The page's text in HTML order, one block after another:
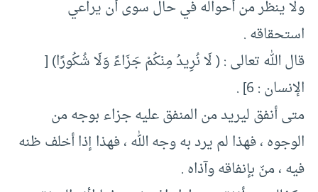
ولا ينظر من أحواله في حال سوى أن يراعي
استحقاقه .
قال الله تعالى : ( لَا نُرِيدُ مِنْكُمْ جَزَاءً وَلَا شُكُورًا) [
الإنسان : 6] .
متى أنفق ليريد من المنفق عليه جزاء بوجه من
الوجوه ، فهذا لم يرد به وجه الله ، فهذا إذا أخلف ظنه
فيه ، منّ بإنفاقه وآذاه .